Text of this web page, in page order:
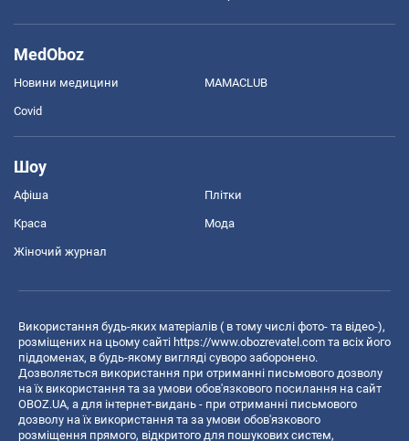
MedOboz
Новини медицини MAMACLUB
Covid
Шоу
Афіша Плітки
Краса Мода
Жіночий журнал
Використання будь-яких матеріалів ( в тому числі фото- та відео-),
розміщених на цьому сайті https://www.obozrevatel.com та всіх його
піддоменах, в будь-якому вигляді суворо заборонено.
Дозволяється використання при отриманні письмового дозволу
на їх використання та за умови обов'язкового посилання на сайт
OBOZ.UA, а для інтернет-видань - при отриманні письмового
дозволу на їх використання та за умови обов'язкового
розміщення прямого, відкритого для пошукових систем,